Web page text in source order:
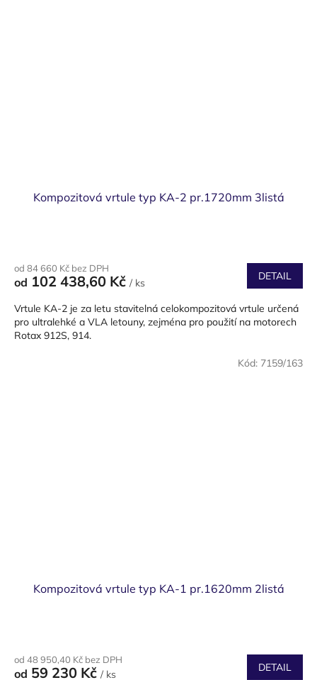
Kompozitová vrtule typ KA-2 pr.1720mm 3listá
od 84 660 Kč bez DPH
od 102 438,60 Kč / ks
DETAIL
Vrtule KA-2 je za letu stavitelná celokompozitová vrtule určená
pro ultralehké a VLA letouny, zejména pro použití na motorech
Rotax 912S, 914.
Kompozitová vrtule typ KA-1 pr.1620mm 2listá
od 48 950,40 Kč bez DPH
od 59 230 Kč / ks
DETAIL
Kód: 7159/163